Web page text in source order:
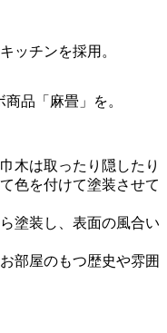
ッチンを採用。
品「麻畳」を。
木は取ったり隠したり
色を付けて塗装させて
塗装し、表面の風合い
部屋のもつ歴史や雰囲